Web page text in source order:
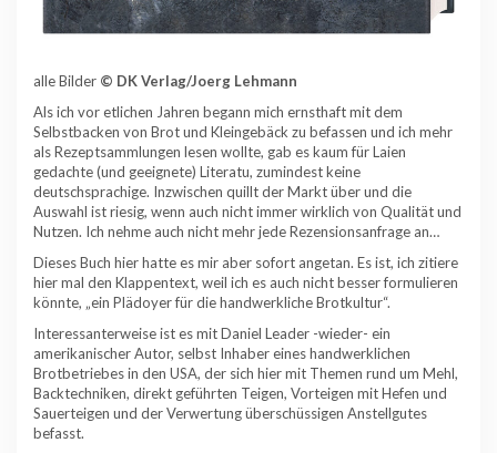
alle Bilder © DK Verlag/Joerg Lehmann
Als ich vor etlichen Jahren begann mich ernsthaft mit dem
Selbstbacken von Brot und Kleingebäck zu befassen und ich mehr
als Rezeptsammlungen lesen wollte, gab es kaum für Laien
gedachte (und geeignete) Literatu, zumindest keine
deutschsprachige. Inzwischen quillt der Markt über und die
Auswahl ist riesig, wenn auch nicht immer wirklich von Qualität und
Nutzen. Ich nehme auch nicht mehr jede Rezensionsanfrage an…
Dieses Buch hier hatte es mir aber sofort angetan. Es ist, ich zitiere
hier mal den Klappentext, weil ich es auch nicht besser formulieren
könnte, „ein Plädoyer für die handwerkliche Brotkultur“.
Interessanterweise ist es mit Daniel Leader -wieder- ein
amerikanischer Autor, selbst Inhaber eines handwerklichen
Brotbetriebes in den USA, der sich hier mit Themen rund um Mehl,
Backtechniken, direkt geführten Teigen, Vorteigen mit Hefen und
Sauerteigen und der Verwertung überschüssigen Anstellgutes
befasst.